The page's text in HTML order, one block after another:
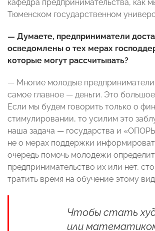
кафедра предпринимательства, как
Тюменском государственном
— Думаете, предприниматели
осведомлены о тех мерах
которые могут рассчитывать?
— Многие молодые предприниматели
самое главное — деньги. Это
Если мы будем говорить только о
стимулировании, то усилим это
наша задача — государства и
не о мерах поддержки
очередь помочь молодежи
предпринимательство их или нет,
тратить время на обучение этому
Чтобы стать
или